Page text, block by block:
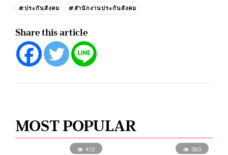
#ประกันสังคม #สำนักงานประกันสังคม
Share this article
MOST POPULAR
412 363